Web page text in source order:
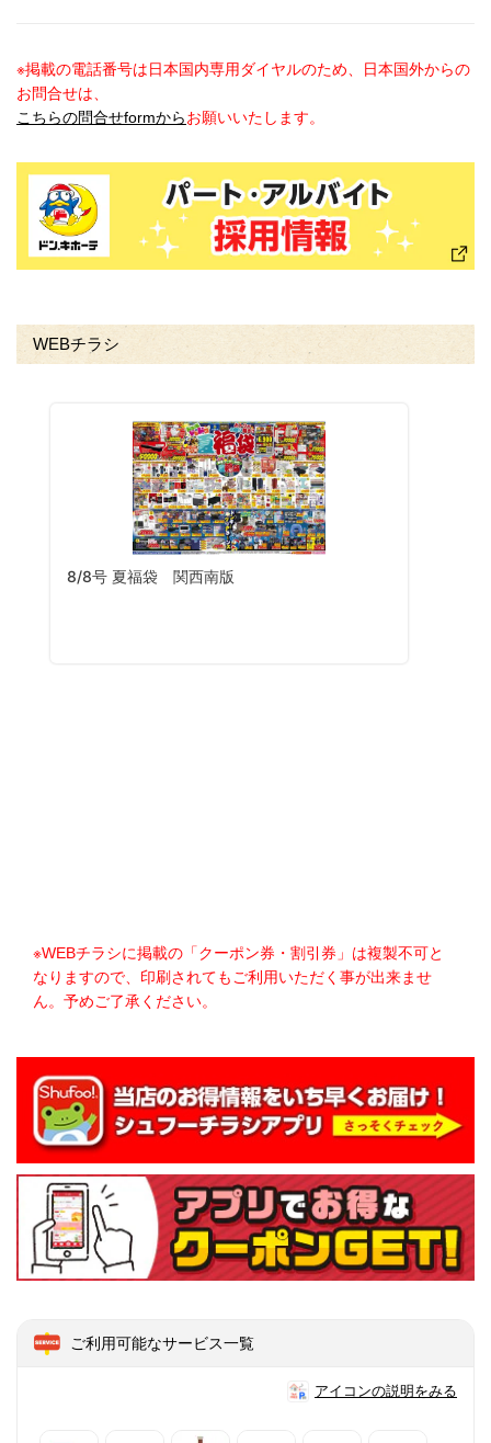
※掲載の電話番号は日本国内専用ダイヤルのため、日本国外からの
お問合せは、
こちらの問合せformからお願いいたします。
WEBチラシ
※WEBチラシに掲載の「クーポン券・割引券」は複製不可と
なりますので、印刷されてもご利用いただく事が出来ませ
ん。予めご了承ください。
ご利用可能なサービス一覧
アイコンの説明をみる